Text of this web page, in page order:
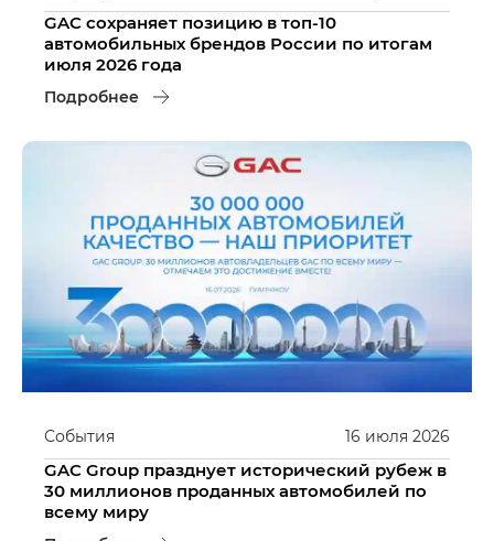
GAC сохраняет позицию в топ-10
автомобильных брендов России по итогам
июля 2026 года
Подробнее
16 июля 2026
События
GAC Group празднует исторический рубеж в
30 миллионов проданных автомобилей по
всему миру